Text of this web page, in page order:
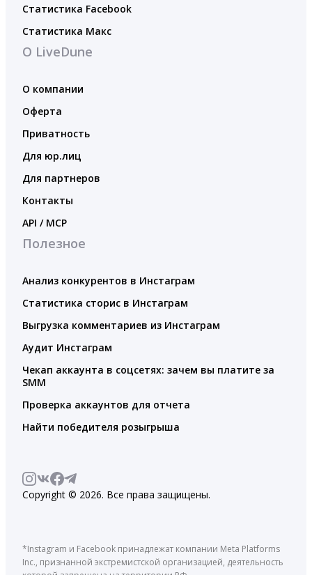
Статистика Facebook
Статистика Макс
О LiveDune
О компании
Оферта
Приватность
Для юр.лиц
Для партнеров
Контакты
API / MCP
Полезное
Анализ конкурентов в Инстаграм
Статистика сторис в Инстаграм
Выгрузка комментариев из Инстаграм
Аудит Инстаграм
Чекап аккаунта в соцсетях: зачем вы платите за
SMM
Проверка аккаунтов для отчета
Найти победителя розыгрыша
Copyright © 2026. Все права защищены.
*Instagram и Facebook принадлежат компании Meta Platforms
Inc., признанной экстремистской организацией, деятельность